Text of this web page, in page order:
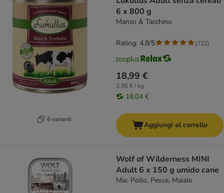
6 varianti
6 x 800 g
Manzo & Tacchino
18,99 €
3,96 € / kg
18,04 €
Rating: 4.8/5 (722)
Aggiungi al carrello
Wolf of Wilderness MINI
Adult 6 x 150 g umido cane
Mix: Pollo, Pesce, Maiale